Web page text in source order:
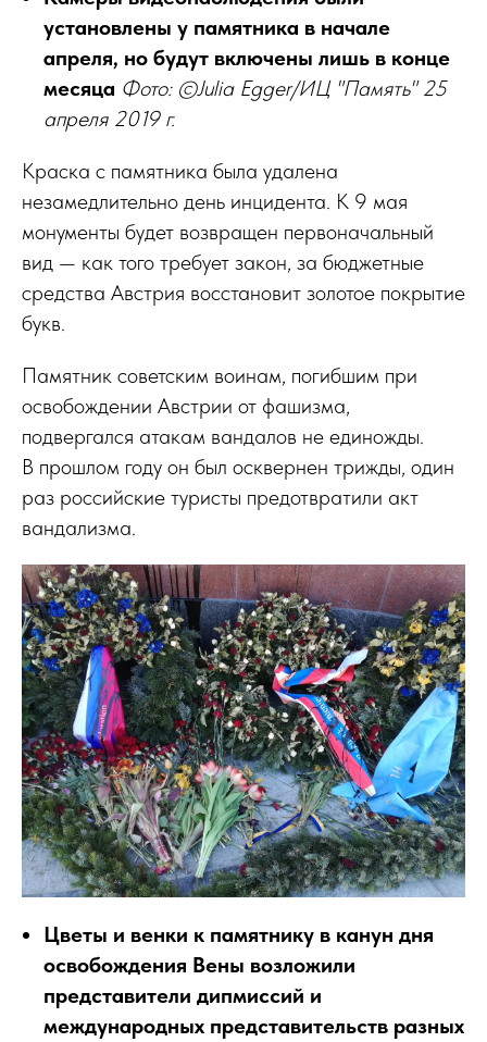
установлены у памятника в начале
апреля, но будут включены лишь в конце
месяца Фото: ©Julia Egger/ИЦ "Память" 25
апреля 2019 г.
Краска с памятника была удалена
незамедлительно день инцидента. К 9 мая
монументы будет возвращен первоначальный
вид — как того требует закон, за бюджетные
средства Австрия восстановит золотое покрытие
букв.
Памятник советским воинам, погибшим при
освобождении Австрии от фашизма,
подвергался атакам вандалов не единожды.
В прошлом году он был осквернен трижды, один
раз российские туристы предотвратили акт
вандализма.
Цветы и венки к памятнику в канун дня
освобождения Вены возложили
представители дипмиссий и
международных представительств разных